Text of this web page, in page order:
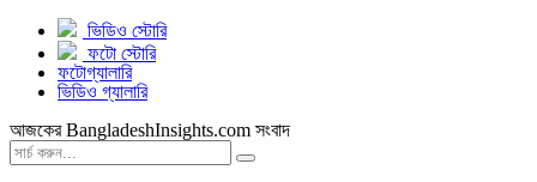
ভিডিও স্টোরি
ফটো স্টোরি
ফটোগ্যালারি
ভিডিও গ্যালারি
আজকের BangladeshInsights.com সংবাদ